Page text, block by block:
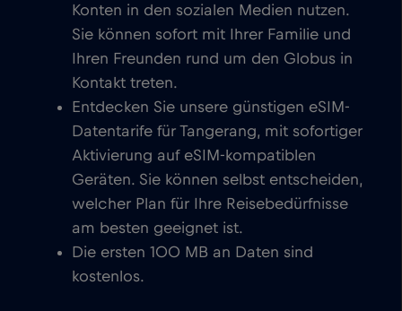
Konten in den sozialen Medien nutzen.
Sie können sofort mit Ihrer Familie und
Ihren Freunden rund um den Globus in
Kontakt treten.
Entdecken Sie unsere günstigen eSIM-
Datentarife für Tangerang, mit sofortiger
Aktivierung auf eSIM-kompatiblen
Geräten. Sie können selbst entscheiden,
welcher Plan für Ihre Reisebedürfnisse
am besten geeignet ist.
Die ersten 100 MB an Daten sind
kostenlos.